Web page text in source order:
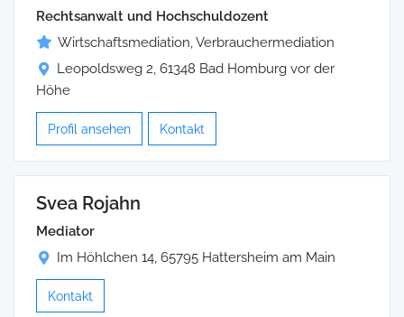
Rechtsanwalt und Hochschuldozent
Wirtschaftsmediation, Verbrauchermediation
Leopoldsweg 2, 61348 Bad Homburg vor der
Höhe
Profil ansehen Kontakt
Svea Rojahn
Mediator
Im Höhlchen 14, 65795 Hattersheim am Main
Kontakt